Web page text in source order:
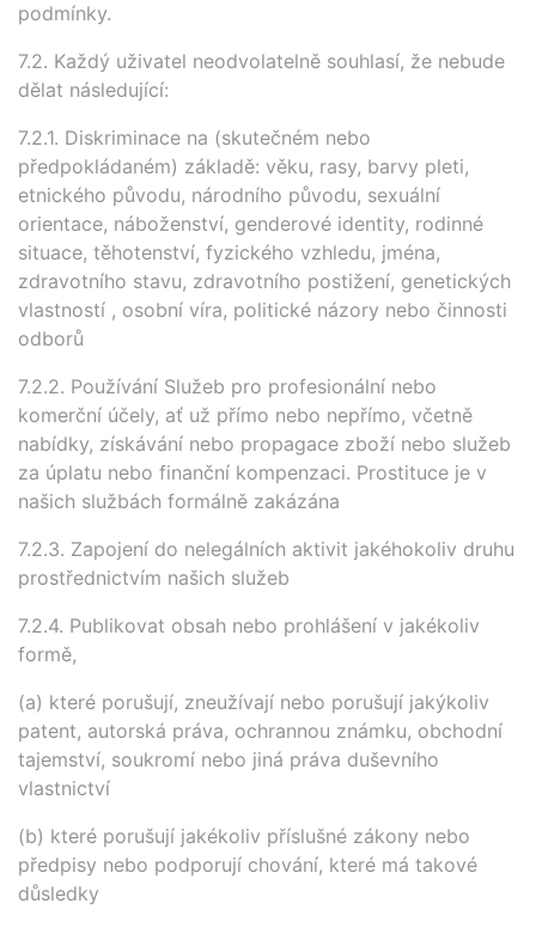
podmínky.
7.2. Každý uživatel neodvolatelně souhlasí, že nebude
dělat následující:
7.2.1. Diskriminace na (skutečném nebo
předpokládaném) základě: věku, rasy, barvy pleti,
etnického původu, národního původu, sexuální
orientace, náboženství, genderové identity, rodinné
situace, těhotenství, fyzického vzhledu, jména,
zdravotního stavu, zdravotního postižení, genetických
vlastností , osobní víra, politické názory nebo činnosti
odborů
7.2.2. Používání Služeb pro profesionální nebo
komerční účely, ať už přímo nebo nepřímo, včetně
nabídky, získávání nebo propagace zboží nebo služeb
za úplatu nebo finanční kompenzaci. Prostituce je v
našich službách formálně zakázána
7.2.3. Zapojení do nelegálních aktivit jakéhokoliv druhu
prostřednictvím našich služeb
7.2.4. Publikovat obsah nebo prohlášení v jakékoliv
formě,
(a) které porušují, zneužívají nebo porušují jakýkoliv
patent, autorská práva, ochrannou známku, obchodní
tajemství, soukromí nebo jiná práva duševního
vlastnictví
(b) které porušují jakékoliv příslušné zákony nebo
předpisy nebo podporují chování, které má takové
důsledky